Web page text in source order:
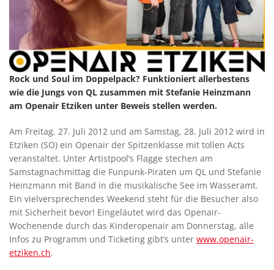
Rock und Soul im Doppelpack? Funktioniert allerbestens
wie die Jungs von QL zusammen mit Stefanie Heinzmann
am Openair Etziken unter Beweis stellen werden.
Am Freitag, 27. Juli 2012 und am Samstag, 28. Juli 2012 wird in
Etziken (SO) ein Openair der Spitzenklasse mit tollen Acts
veranstaltet. Unter Artistpool’s Flagge stechen am
Samstagnachmittag die Funpunk-Piraten um QL und Stefanie
Heinzmann mit Band in die musikalische See im Wasseramt.
Ein vielversprechendes Weekend steht für die Besucher also
mit Sicherheit bevor! Eingeläutet wird das Openair-
Wochenende durch das Kinderopenair am Donnerstag, alle
Infos zu Programm und Ticketing gibt’s unter www.openair-
etziken.ch.